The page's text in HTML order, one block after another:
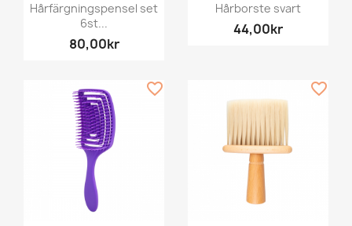
Hårfärgningspensel set
6st...
80,00kr
Hårborste svart
44,00kr
favorite_border favorite_border